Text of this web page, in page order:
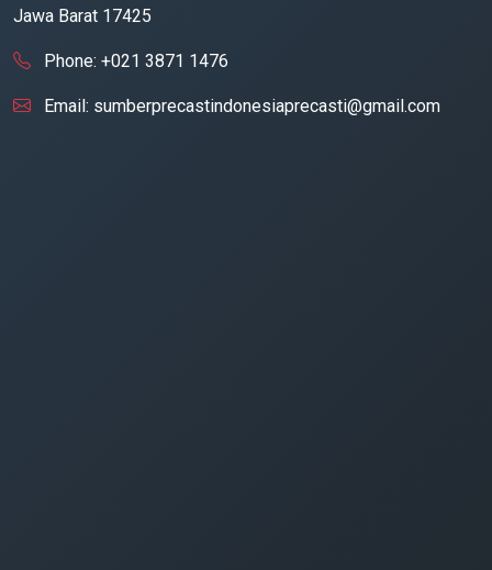
Jawa Barat 17425
Phone: +021 3871 1476
Email: sumberprecastindonesiaprecasti@gmail.com